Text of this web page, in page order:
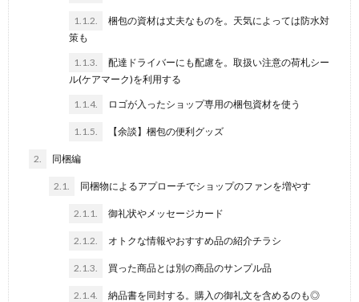
1.1.2.
梱包の資材は丈夫なものを。天気によっては防水対
策も
1.1.3.
配達ドライバーにも配慮を。取扱い注意の荷札シー
ル(ケアマーク)を利用する
1.1.4. ロゴが入ったショップ専用の梱包資材を使う
1.1.5. 【余談】梱包の便利グッズ
2. 同梱編
2.1. 同梱物によるアプローチでショップのファンを増やす
2.1.1. 御礼状やメッセージカード
2.1.2. オトクな情報やおすすめ品の紹介チラシ
2.1.3. 買った商品とは別の商品のサンプル品
2.1.4. 納品書を同封する。購入の御礼文を含めるのも◎